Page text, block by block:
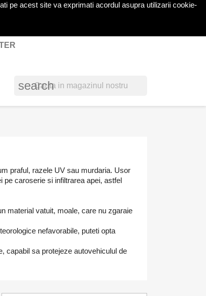
shopping_cart
search
praful, razele UV sau murdaria. Usor
pe caroserie si infiltrarea apei, astfel
material vatuit, moale, care nu zgaraie
nefavorabile, puteti opta
capabil sa protejeze autovehiculul de
pe acest site va exprimati acordul asupra utilizarii cookie-